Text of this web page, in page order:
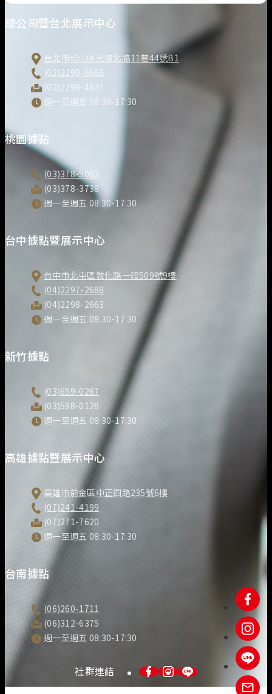
社群連結
總公司暨台北展示中心
台北市松山區光復北路11巷44號B1
(02)2299-6666
(02)2299-4637
週一至週五 08:30-17:30
桃園據點
(03)378-5082
(03)378-3738
週一至週五 08:30-17:30
台中據點暨展示中心
台中市北屯區敦化路一段509號9樓
(04)2297-2688
(04)2298-2663
週一至週五 08:30-17:30
新竹據點
(03)659-0267
(03)598-0128
週一至週五 08:30-17:30
高雄據點暨展示中心
高雄市前金區中正四路235號6樓
(07)241-4199
(07)271-7620
週一至週五 08:30-17:30
台南據點
(06)260-1711
(06)312-6375
週一至週五 08:30-17:30